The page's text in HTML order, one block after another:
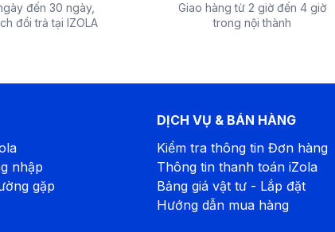
đến 30 ngày,
đổi trả tại IZOLA
Giao hàng từ 2 giờ đến 4 giờ
trong nội thành
nhập
gặp
DỊCH VỤ & BÁN HÀNG
Kiểm tra thông tin Đơn hàng
Thông tin thanh toán iZola
Bảng giá vật tư - Lắp đặt
Hướng dẫn mua hàng